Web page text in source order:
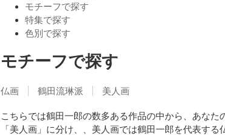
モチーフで探す
特集で探す
色別で探す
モチーフで探す
仏画 鶴田流琳派 美人画
こちらでは鶴田一郎の数多ある作品の中から、あな
「美人画」に分け、、美人画では鶴田一郎を代表す